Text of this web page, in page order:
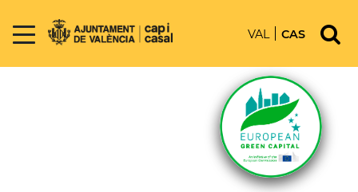
VAL CAS